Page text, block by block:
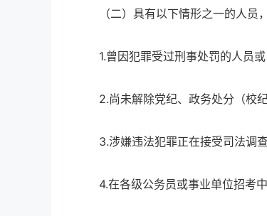
（二）具有以下情形之一的人员，
1.曾因犯罪受过刑事处罚的人员或
2.尚未解除党纪、政务处分（校纪
3.涉嫌违法犯罪正在接受司法调查
4.在各级公务员或事业单位招考中